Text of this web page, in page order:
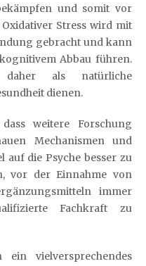
und somit vor
Stress wird mit
gebracht und kann
Abbau führen.
als natürliche
dienen.
weitere Forschung
Mechanismen und
die Psyche besser zu
vor der Einnahme von
immer
Fachkraft zu
vielversprechendes